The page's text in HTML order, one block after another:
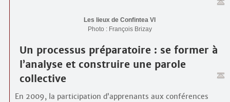
Les lieux de Confintea VI
Photo : François Brizay
Un processus préparatoire : se former à
l’analyse et construire une parole
collective
En 2009, la participation d’apprenants aux conférences